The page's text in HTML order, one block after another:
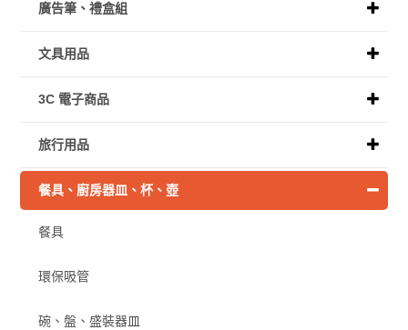
廣告筆、禮盒組
文具用品
3C 電子商品
旅行用品
餐具、廚房器皿、杯、壺
餐具
環保吸管
碗、盤、盛裝器皿